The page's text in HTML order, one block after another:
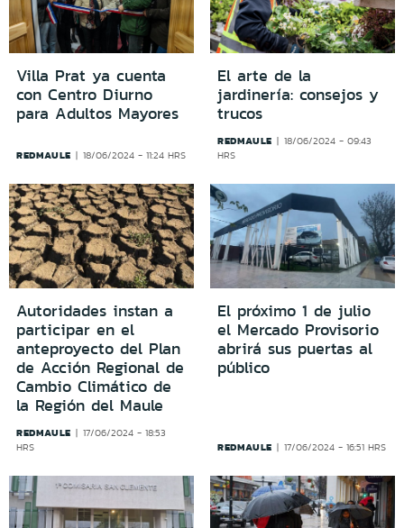
Villa Prat ya cuenta
con Centro Diurno
para Adultos Mayores
REDMAULE 18/06/2024 - 11:24 HRS
El arte de la
jardinería: consejos y
trucos
REDMAULE
18/06/2024 - 09:43
HRS
Autoridades instan a
participar en el
anteproyecto del Plan
de Acción Regional de
Cambio Climático de
la Región del Maule
REDMAULE
17/06/2024 - 18:53
HRS
El próximo 1 de julio
el Mercado Provisorio
abrirá sus puertas al
público
REDMAULE 17/06/2024 - 16:51 HRS